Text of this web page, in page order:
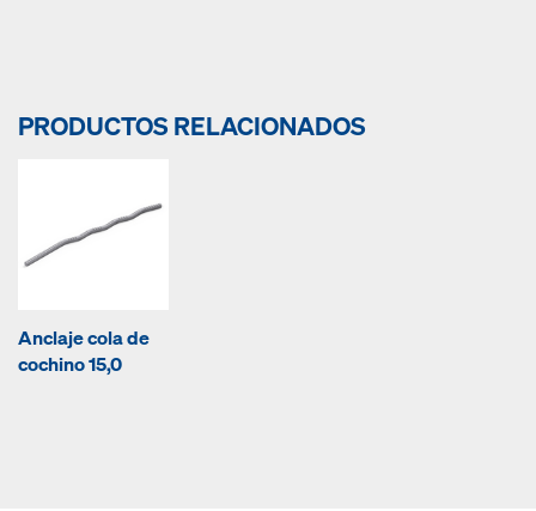
PRODUCTOS RELACIONADOS
Anclaje cola de
cochino 15,0